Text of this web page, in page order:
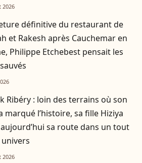
2026
définitive du restaurant de
et Rakesh après Cauchemar en
Philippe Etchebest pensait les
Ribéry : loin des terrains où son
marqué l’histoire, sa fille Hiziya
sa route dans un tout
2026